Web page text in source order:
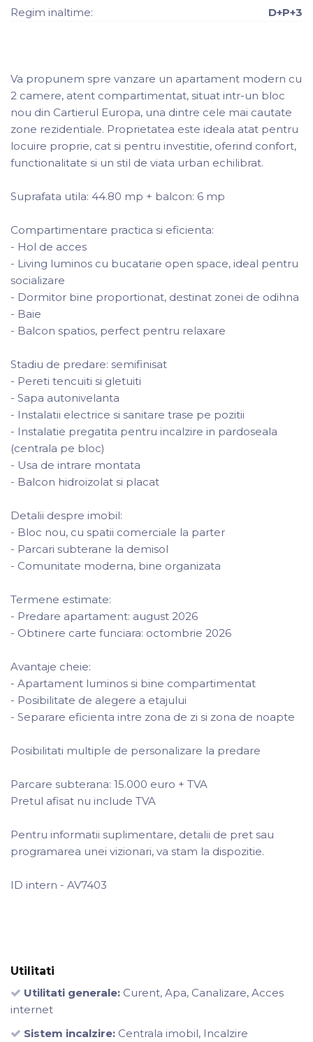
Regim inaltime:
D+P+3
Va propunem spre vanzare un apartament modern cu
2 camere, atent compartimentat, situat intr-un bloc
nou din Cartierul Europa, una dintre cele mai cautate
zone rezidentiale. Proprietatea este ideala atat pentru
locuire proprie, cat si pentru investitie, oferind confort,
functionalitate si un stil de viata urban echilibrat.
Suprafata utila: 44.80 mp + balcon: 6 mp
Compartimentare practica si eficienta:
- Hol de acces
- Living luminos cu bucatarie open space, ideal pentru
socializare
- Dormitor bine proportionat, destinat zonei de odihna
- Baie
- Balcon spatios, perfect pentru relaxare
Stadiu de predare: semifinisat
- Pereti tencuiti si gletuiti
- Sapa autonivelanta
- Instalatii electrice si sanitare trase pe pozitii
- Instalatie pregatita pentru incalzire in pardoseala
(centrala pe bloc)
- Usa de intrare montata
- Balcon hidroizolat si placat
Detalii despre imobil:
- Bloc nou, cu spatii comerciale la parter
- Parcari subterane la demisol
- Comunitate moderna, bine organizata
Termene estimate:
- Predare apartament: august 2026
- Obtinere carte funciara: octombrie 2026
Avantaje cheie:
- Apartament luminos si bine compartimentat
- Posibilitate de alegere a etajului
- Separare eficienta intre zona de zi si zona de noapte
Posibilitati multiple de personalizare la predare
Parcare subterana: 15.000 euro + TVA
Pretul afisat nu include TVA
Pentru informatii suplimentare, detalii de pret sau
programarea unei vizionari, va stam la dispozitie.
ID intern - AV7403
Utilitati
Utilitati generale: Curent, Apa, Canalizare, Acces
internet
Sistem incalzire: Centrala imobil, Incalzire